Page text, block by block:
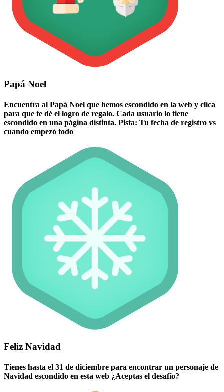
Papá Noel
Encuentra al Papá Noel que hemos escondido en la web y clica
para que te dé el logro de regalo. Cada usuario lo tiene
escondido en una página distinta. Pista: Tu fecha de registro vs
cuando empezó todo
Feliz Navidad
Tienes hasta el 31 de diciembre para encontrar un personaje de
Navidad escondido en esta web ¿Aceptas el desafío?